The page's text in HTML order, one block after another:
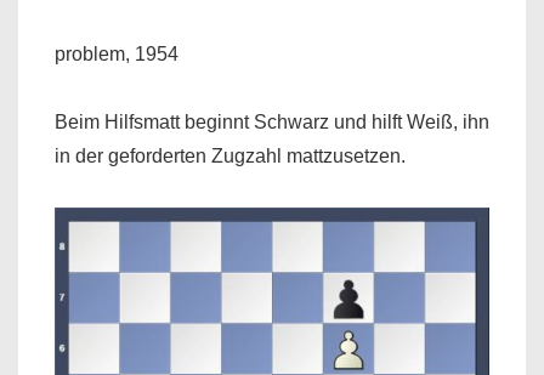
problem, 1954
Beim Hilfsmatt beginnt Schwarz und hilft Weiß, ihn
in der geforderten Zugzahl mattzusetzen.